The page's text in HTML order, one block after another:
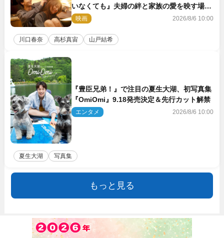
いなくても』夫婦の絆と家族の愛を映す場面
写真公開
映画 2026/8/6 10:00
川口春奈 高杉真宙 山戸結希
『豊臣兄弟！』で注目の夏生大湖、初写真集
『OmiOmi』9.18発売決定＆先行カット解禁
エンタメ 2026/8/6 10:00
夏生大湖 写真集
もっと見る